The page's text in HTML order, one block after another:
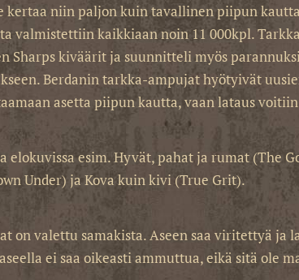
niin paljon kuin tavallinen piipun
valmistettiin kaikkiaan noin 11 000kpl.
Sharps kiväärit ja suunnitteli myös
Berdanin tarkka-ampujat hyötyivät
asetta piipun kautta, vaan lataus
esim. Hyvät, pahat ja rumat (The
Under) ja Kova kuin kivi (True Grit).
on valettu samakista. Aseen saa viritettyä ja
ei saa oikeasti ammuttua, eikä sitä ole